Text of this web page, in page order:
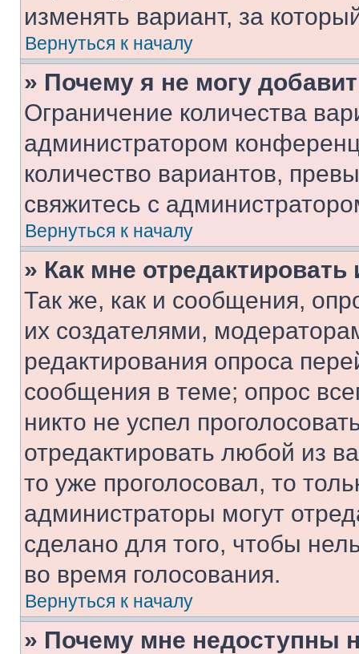
изменять вариант, за
Вернуться к началу
» Почему я не могу
Ограничение количества
администратором
количество вариантов,
свяжитесь с
Вернуться к началу
» Как мне
Так же, как и сообщения,
их создателями,
редактирования опроса
сообщения в теме; опрос
никто не успел
отредактировать любой из
то уже проголосовал, то
администраторы могут
сделано для того, чтобы
во время голосования.
Вернуться к началу
» Почему мне недоступны